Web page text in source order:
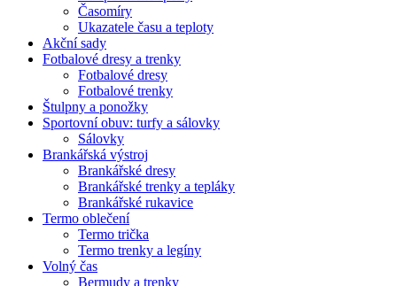
Časomíry
Ukazatele času a teploty
Akční sady
Fotbalové dresy a trenky
Fotbalové dresy
Fotbalové trenky
Štulpny a ponožky
Sportovní obuv: turfy a sálovky
Sálovky
Brankářská výstroj
Brankářské dresy
Brankářské trenky a tepláky
Brankářské rukavice
Termo oblečení
Termo trička
Termo trenky a legíny
Volný čas
Bermudy a trenky